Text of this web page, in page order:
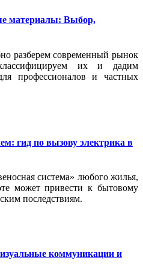
материалы: Выбор,
разберем современный рынок
их и дадим
профессионалов и частных
гид по вызову электрика в
система» любого жилья,
может привести к бытовому
последствиям.
коммуникации и